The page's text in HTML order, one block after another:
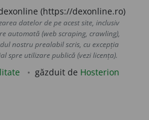
(https://dexonline.ro)
datelor de pe acest site, inclusiv
automată (web scraping, crawling),
nostru prealabil scris, cu excepția
spre utilizare publică (vezi licența).
găzduit de Hosterion